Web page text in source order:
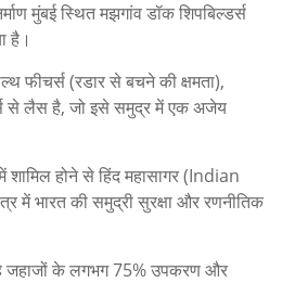
मुंबई स्थित मझगांव डॉक शिपबिल्डर्स
है।
फीचर्स (रडार से बचने की क्षमता),
से लैस है, जो इसे समुद्र में एक अजेय
शामिल होने से हिंद महासागर (Indian
में भारत की समुद्री सुरक्षा और रणनीतिक
जहाजों के लगभग 75% उपकरण और